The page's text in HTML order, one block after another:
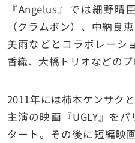
『Angelus』では細野晴
（クラムボン）、中納良
美雨などとコラボレーシ
香織、大橋トリオなどのプ
2011年には柿本ケンサク
主演の映画『UGLY』を
タート。その後に短編映